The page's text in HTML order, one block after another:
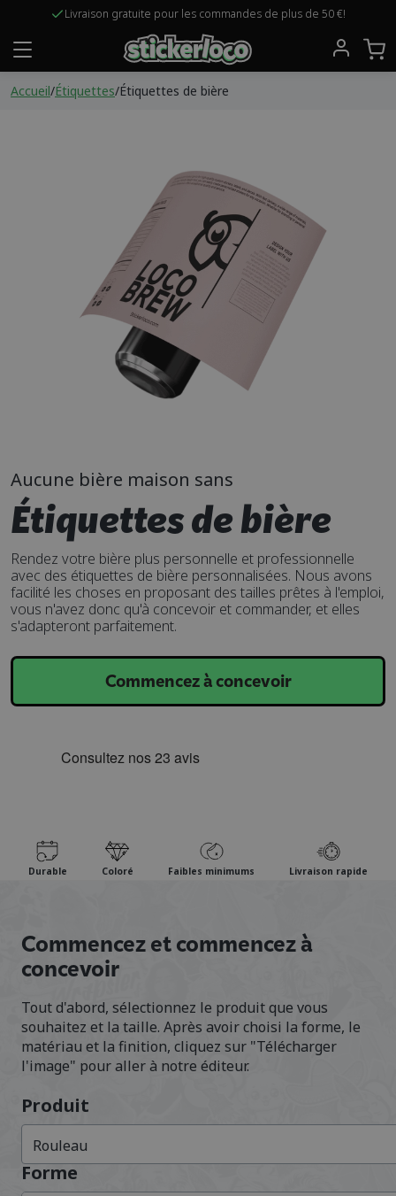
Livraison gratuite pour les commandes de plus de 50 €!
Concevez vos propres étiquettes de nom!
Accueil/Étiquettes/Étiquettes de bière
Aucune bière maison sans
Étiquettes de bière
Rendez votre bière plus personnelle et professionnelle
avec des étiquettes de bière personnalisées. Nous avons
facilité les choses en proposant des tailles prêtes à l'emploi,
vous n'avez donc qu'à concevoir et commander, et elles
s'adapteront parfaitement.
Commencez à concevoir
Durable Coloré Faibles minimums Livraison rapide
Commencez et commencez à
concevoir
Tout d'abord, sélectionnez le produit que vous
souhaitez et la taille. Après avoir choisi la forme, le
matériau et la finition, cliquez sur "Télécharger
l'image" pour aller à notre éditeur.
Produit
Rouleau
Forme